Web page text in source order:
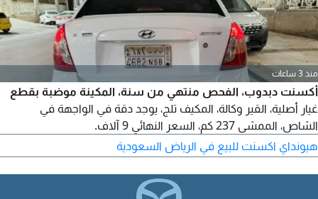
منذ 3 ساعات
أكسنت دبدوب، الفحص منتهي من سنة، المكينة موضبة بقطع
غيار أصلية، القير وكالة، المكيف تلج، يوجد دقة في الواجهة في
الشاص، الممشى 237 كم، السعر النهائي 9 آلاف.
هيونداي اكسنت للبيع في الرياض السعودية